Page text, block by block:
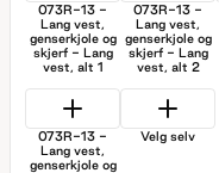
073R-13 -
Lang vest,
genserkjole og
skjerf - Lang
vest, alt 1
073R-13 -
Lang vest,
genserkjole og
skjerf - Lang
vest, alt 2
073R-13 -
Lang vest,
genserkjole og
Velg selv